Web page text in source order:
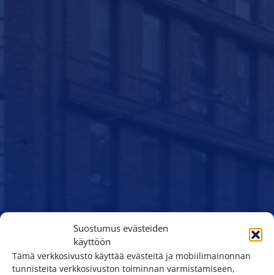
Suostumus evästeiden
käyttöön
Tämä verkkosivusto käyttää evästeitä ja mobiilimainonnan
tunnisteita verkkosivuston toiminnan varmistamiseen,